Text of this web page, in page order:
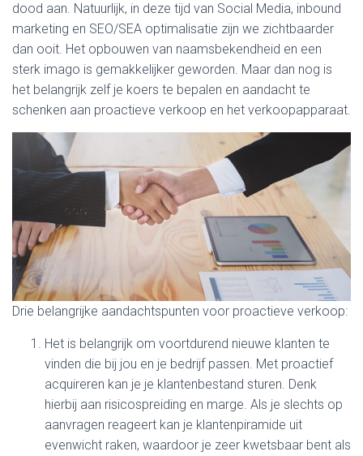
dood aan. Natuurlijk, in deze tijd van Social Media, inbound
marketing en SEO/SEA optimalisatie zijn we zichtbaarder
dan ooit. Het opbouwen van naamsbekendheid en een
sterk imago is gemakkelijker geworden. Maar dan nog is
het belangrijk zelf je koers te bepalen en aandacht te
schenken aan proactieve verkoop en het verkoopapparaat.
Drie belangrijke aandachtspunten voor proactieve verkoop:
Het is belangrijk om voortdurend nieuwe klanten te
vinden die bij jou en je bedrijf passen. Met proactief
acquireren kan je je klantenbestand sturen. Denk
hierbij aan risicospreiding en marge. Als je slechts op
aanvragen reageert kan je klantenpiramide uit
evenwicht raken, waardoor je zeer kwetsbaar bent als